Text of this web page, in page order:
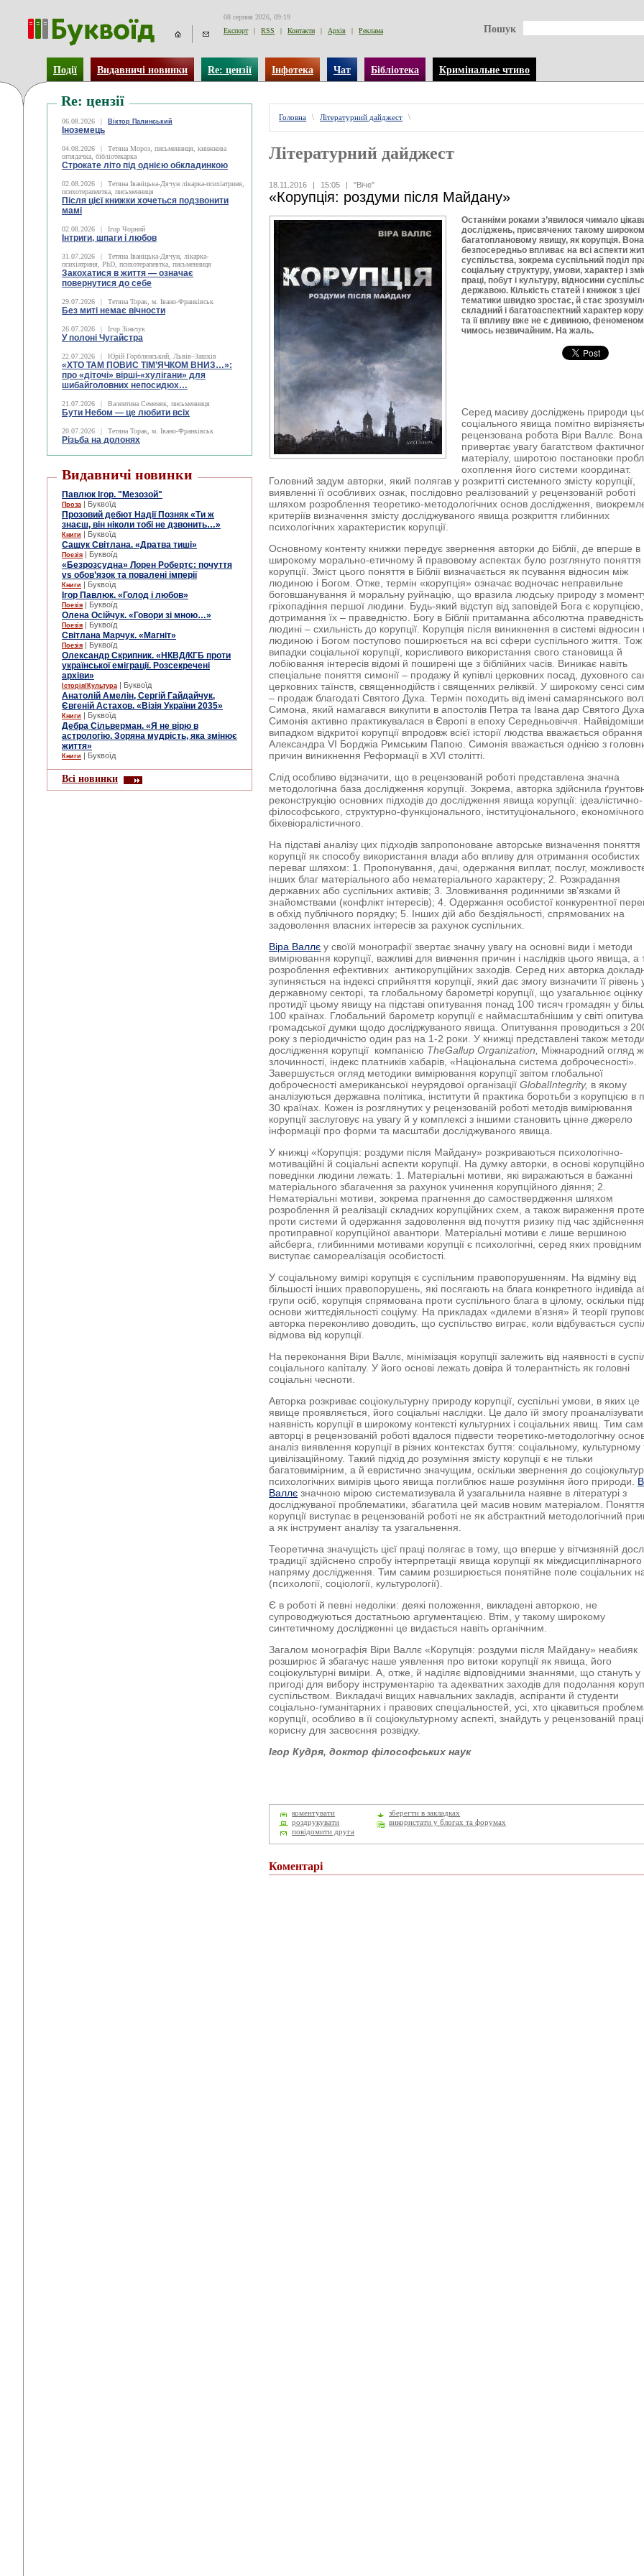
08 серпня 2026, 09:19
Експорт
| RSS | Контакти | Архів | Реклама Пошук
Події Видавничі новинки Re: цензії Інфотека Чат Бібліотека Кримінальне чтиво
Re: цензії
06.08.2026 | Віктор Палинський
Іноземець
04.08.2026 |
Тетяна Мороз, письменниця, книжкова
оглядачка, бібліотекарка
Строкате літо під однією обкладинкою
02.08.2026 |
Тетяна Іваніцька-Дячун лікарка-психіатриня,
психотерапевтка, письменниця
Після цієї книжки хочеться подзвонити
мамі
02.08.2026 | Ігор Чорний
Інтриги, шпаги і любов
31.07.2026 |
Тетяна Іваніцька-Дячун, лікарка-
психіатриня, PhD, психотерапевтка, письменниця
Закохатися в життя — означає
повернутися до себе
29.07.2026 | Тетяна Торак, м. Івано-Франківськ
Без миті немає вічности
26.07.2026 | Ігор Зіньчук
У полоні Чугайстра
22.07.2026 | Юрій Горблянський, Львів–Зашків
«ХТО ТАМ ПОВИС ТІМ’ЯЧКОМ ВНИЗ…»:
про «діточі» вірші-«хулігани» для
шибайголовних непосидюх…
21.07.2026 | Валентина Семеняк, письменниця
Бути Небом ― це любити всіх
20.07.2026 | Тетяна Торак, м. Івано-Франківськ
Різьба на долонях
Видавничі новинки
Павлюк Ігор. "Мезозой"
Проза | Буквоїд
Прозовий дебют Надії Позняк «Ти ж
знаєш, він ніколи тобі не дзвонить…»
Книги | Буквоїд
Сащук Світлана. «Дратва тиші»
Поезія | Буквоїд
«Безрозсудна» Лорен Робертс: почуття
vs обов’язок та повалені імперії
Книги | Буквоїд
Ігор Павлюк. «Голод і любов»
Поезія | Буквоїд
Олена Осійчук. «Говори зі мною…»
Поезія | Буквоїд
Світлана Марчук. «Магніт»
Поезія | Буквоїд
Олександр Скрипник. «НКВД/КГБ проти
української еміграції. Розсекречені
архіви»
Історія/Культура | Буквоїд
Анатолій Амелін, Сергій Гайдайчук,
Євгеній Астахов. «Візія України 2035»
Книги | Буквоїд
Дебра Сільверман. «Я не вірю в
астрологію. Зоряна мудрість, яка змінює
життя»
Книги | Буквоїд
Всі новинки
Головна \ Літературний дайджест \
Літературний дайджест
18.11.2016 | 15:05 | "Віче"
«Корупція: роздуми після Майдану»
Останніми роками з’явилося чимало
досліджень, присвячених такому
багатоплановому явищу, як корупція. Вона
безпосередньо впливає на всі аспекти
суспільства, зокрема суспільний поділ
соціальну структуру, умови, характер і
праці, побут і культуру, відносини
державою. Кількість статей і книжок з цієї
тематики швидко зростає, й стає
складний і багатоаспектний характер
та її впливу вже не є дивиною,
чимось незвичайним. На жаль.
Серед масиву досліджень природи
соціального явища помітно
рецензована робота Віри Валлє. Вона
привертає увагу багатством
матеріалу, широтою постановки
охоплення його системи координат.
Головний задум авторки, який полягав у розкритті системного змісту корупції,
виявленні її особливих ознак, послідовно реалізований у рецензованій роботі
шляхом розроблення теоретико-методологічних основ дослідження,
критеріїв визначення змісту досліджуваного явища розкриття глибинних
психологічних характеристик корупції.
Основному контенту книжки передує звернення авторки до Біблії, де вперше в
широкому морально-етичному й правовому аспектах було розглянуто поняття
корупції. Зміст цього поняття в Біблії визначається як псування відносин між
людиною і Богом. Отже, термін «корупція» означає водночас неправильне
боговшанування й моральну руйнацію, що вразила людську природу з
гріхопадіння першої людини. Будь-який відступ від заповідей Бога є
дотримання їх – праведністю. Богу в Біблії притаманна абсолютна
людині – схильність до корупції. Корупція після виникнення в системі відносин
людиною і Богом поступово поширюється на всі сфери суспільного життя. Тож
випадки соціальної корупції, корисливого використання свого становища й
лобіювання інтересів відомі й поширені ще з біблійних часів. Виникає навіть
спеціальне поняття симонії – продажу й купівлі церковних посад, духовного
церковних таїнств, священнодійств і священних реліквій. У широкому сенсі
– продаж благодаті Святого Духа. Термін походить від імені самарянського
Симона, який намагався викупити в апостолів Петра та Івана дар Святого Духа.
Симонія активно практикувалася в Європі в епоху Середньовіччя.
випадком відкритої корупції впродовж всієї історії людства вважається обрання
Александра VI Борджіа Римським Папою. Симонія вважається однією з
причин виникнення Реформації в XVI столітті.
Слід особливо відзначити, що в рецензованій роботі представлена значна
методологічна база дослідження корупції. Зокрема, авторка здійснила
реконструкцію основних підходів до дослідження явища корупції: ідеалістично-
філософського, структурно-функціонального, інституціонального,
біхевіоралістичного.
На підставі аналізу цих підходів запропоноване авторське визначення поняття
корупції як способу використання влади або впливу для отримання особистих
переваг шляхом: 1. Пропонування, дачі, одержання виплат, послуг,
інших благ матеріального або нематеріального характеру; 2. Розкрадання
державних або суспільних активів; 3. Зловживання родинними зв’язками й
знайомствами (конфлікт інтересів); 4. Одержання особистої конкурентної
в обхід публічного порядку; 5. Інших дій або бездіяльності, спрямованих на
задоволення власних інтересів за рахунок суспільних.
Віра Валлє у своїй монографії звертає значну увагу на основні види і методи
вимірювання корупції, важливі для вивчення причин і наслідків цього явища, а
розроблення ефективних антикорупційних заходів. Серед них авторка
зупиняється на індексі сприйняття корупції, який дає змогу визначити її рівень
державному секторі, та глобальному барометрі корупції, що узагальнює оцінку
протидії цьому явищу на підставі опитування понад 100 тисяч громадян у
100 країнах. Глобальний барометр корупції є наймасштабнішим у світі
громадської думки щодо досліджуваного явища. Опитування проводиться з
року з періодичністю один раз на 1-2 роки. У книжці представлені також методи
дослідження корупції компанією TheGallup Organization
Міжнародний огляд
злочинності, індекс платників хабарів, «Національна система доброчесності».
Завершується огляд методики вимірювання корупції звітом глобальної
доброчесності американської неурядової організаціїGlobalIntegrity, в якому
аналізуються державна політика, інститути й практика боротьби з корупцією в
30 країнах. Кожен із розглянутих у рецензованій роботі методів вимірювання
корупції заслуговує на увагу й у комплексі з іншими становить цінне джерело
інформації про форми та масштаби досліджуваного явища.
У книжці «Корупція: роздуми після Майдану» розкриваються психологічно-
мотиваційні й соціальні аспекти корупції. На думку авторки, в основі
поведінки людини лежать: 1. Матеріальні мотиви, які виражаються в бажанні
матеріального збагачення за рахунок учинення корупційного діяння; 2.
Нематеріальні мотиви, зокрема прагнення до самоствердження шляхом
розроблення й реалізації складних корупційних схем, а також вираження
проти системи й одержання задоволення від почуття ризику під час здійснення
протиправної корупційної авантюри. Матеріальні мотиви є лише вершиною
айсберга, глибинними мотивами корупції є психологічні, серед яких провідним
виступає самореалізація особистості.
У соціальному вимірі корупція є суспільним правопорушенням. На відміну від
більшості інших правопорушень, які посягають на блага конкретного індивіда
групи осіб, корупція спрямована проти суспільного блага в цілому, оскільки
основи життєдіяльності соціуму. На прикладах «дилеми в’язня» й теорії
авторка переконливо доводить, що суспільство виграє, коли відбувається
відмова від корупції.
На переконання Віри Валлє, мінімізація корупції залежить від наявності в
соціального капіталу. У його основі лежать довіра й толерантність як головні
соціальні чесноти.
Авторка розкриває соціокультурну природу корупції, суспільні умови, в яких це
явище проявляється, його соціальні наслідки. Це дало їй змогу проаналізувати
наявність корупції в широкому контексті культурних і соціальних явищ. Тим
авторці в рецензованій роботі вдалося підвести теоретико-методологічну
аналіз виявлення корупції в різних контекстах буття: соціальному, культурному
цивілізаційному. Такий підхід до розуміння змісту корупції є не тільки
багатовимірним, а й евристично значущим, оскільки звернення до
психологічних вимірів цього явища поглиблює наше розуміння його природи.
Валлє значною мірою систематизувала й узагальнила наявне в літературі з
досліджуваної проблематики, збагатила цей масив новим матеріалом. Поняття
корупції виступає в рецензованій роботі не як абстрактний методологічний
а як інструмент аналізу та узагальнення.
Теоретична значущість цієї праці полягає в тому, що вперше у вітчизняній
традиції здійснено спробу інтерпретації явища корупції як міждисциплінарного
напряму дослідження. Тим самим розширюється понятійне поле соціальних
(психології, соціології, культурології).
Є в роботі й певні недоліки: деякі положення, викладені авторкою, не
супроводжуються достатньою аргументацією. Втім, у такому широкому
синтетичному дослідженні це видається навіть органічним.
Загалом монографія Віри Валлє «Корупція: роздуми після Майдану» неабияк
розширює й збагачує наше уявлення про витоки корупції як явища, його
соціокультурні виміри. А, отже, й наділяє відповідними знаннями, що стануть у
пригоді для вибору інструментарію та адекватних заходів для подолання
суспільством. Викладачі вищих навчальних закладів, аспіранти й студенти
соціально-гуманітарних і правових спеціальностей, усі, хто цікавиться
корупції, особливо в її соціокультурному аспекті, знайдуть у рецензованій праці
корисну для засвоєння розвідку.
Ігор Кудря, доктор філософських наук
коментувати
зберегти в закладках
роздрукувати
використати у блогах та форумах
повідомити друга
Коментарі